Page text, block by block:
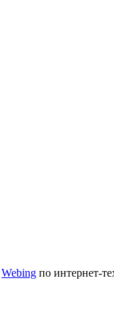
Webing по интернет-